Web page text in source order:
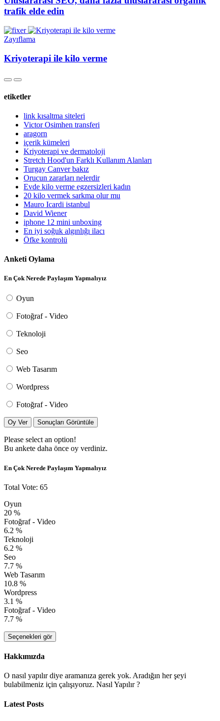
trafik elde edin
Zayıflama
Kriyoterapi ile kilo verme
etiketler
link kısaltma siteleri
Victor Osimhen transferi
aragorn
içerik kümeleri
Kriyoterapi ve dermatoloji
Stretch Hood'un Farklı Kullanım Alanları
Turgay Canver bakız
Orucun zararları nelerdir
Evde kilo verme egzersizleri kadın
20 kilo vermek sarkma olur mu
Mauro Icardi istanbul
David Wiener
iphone 12 mini unboxing
En iyi soğuk algınlığı ilacı
Öfke kontrolü
Anketi Oylama
En Çok Nerede Paylaşım Yapmalıyız
Oyun
Fotoğraf - Video
Teknoloji
Seo
Web Tasarım
Wordpress
Fotoğraf - Video
Oy Ver Sonuçları Görüntüle
Please select an option!
Bu ankete daha önce oy verdiniz.
En Çok Nerede Paylaşım Yapmalıyız
Total Vote: 65
Oyun
20 %
Fotoğraf - Video
6.2 %
Teknoloji
6.2 %
Seo
7.7 %
Web Tasarım
10.8 %
Wordpress
3.1 %
Fotoğraf - Video
7.7 %
Seçenekleri gör
Hakkımızda
O nasıl yapılır diye aramanıza gerek yok. Aradığın her şeyi
bulabilmeniz için çalışıyoruz. Nasıl Yapılır ?
Latest Posts